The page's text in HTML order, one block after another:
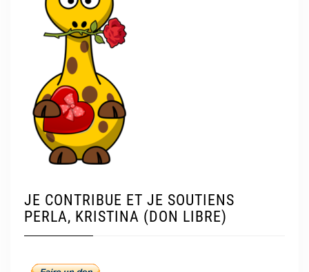
JE CONTRIBUE ET JE SOUTIENS
PERLA, KRISTINA (DON LIBRE)